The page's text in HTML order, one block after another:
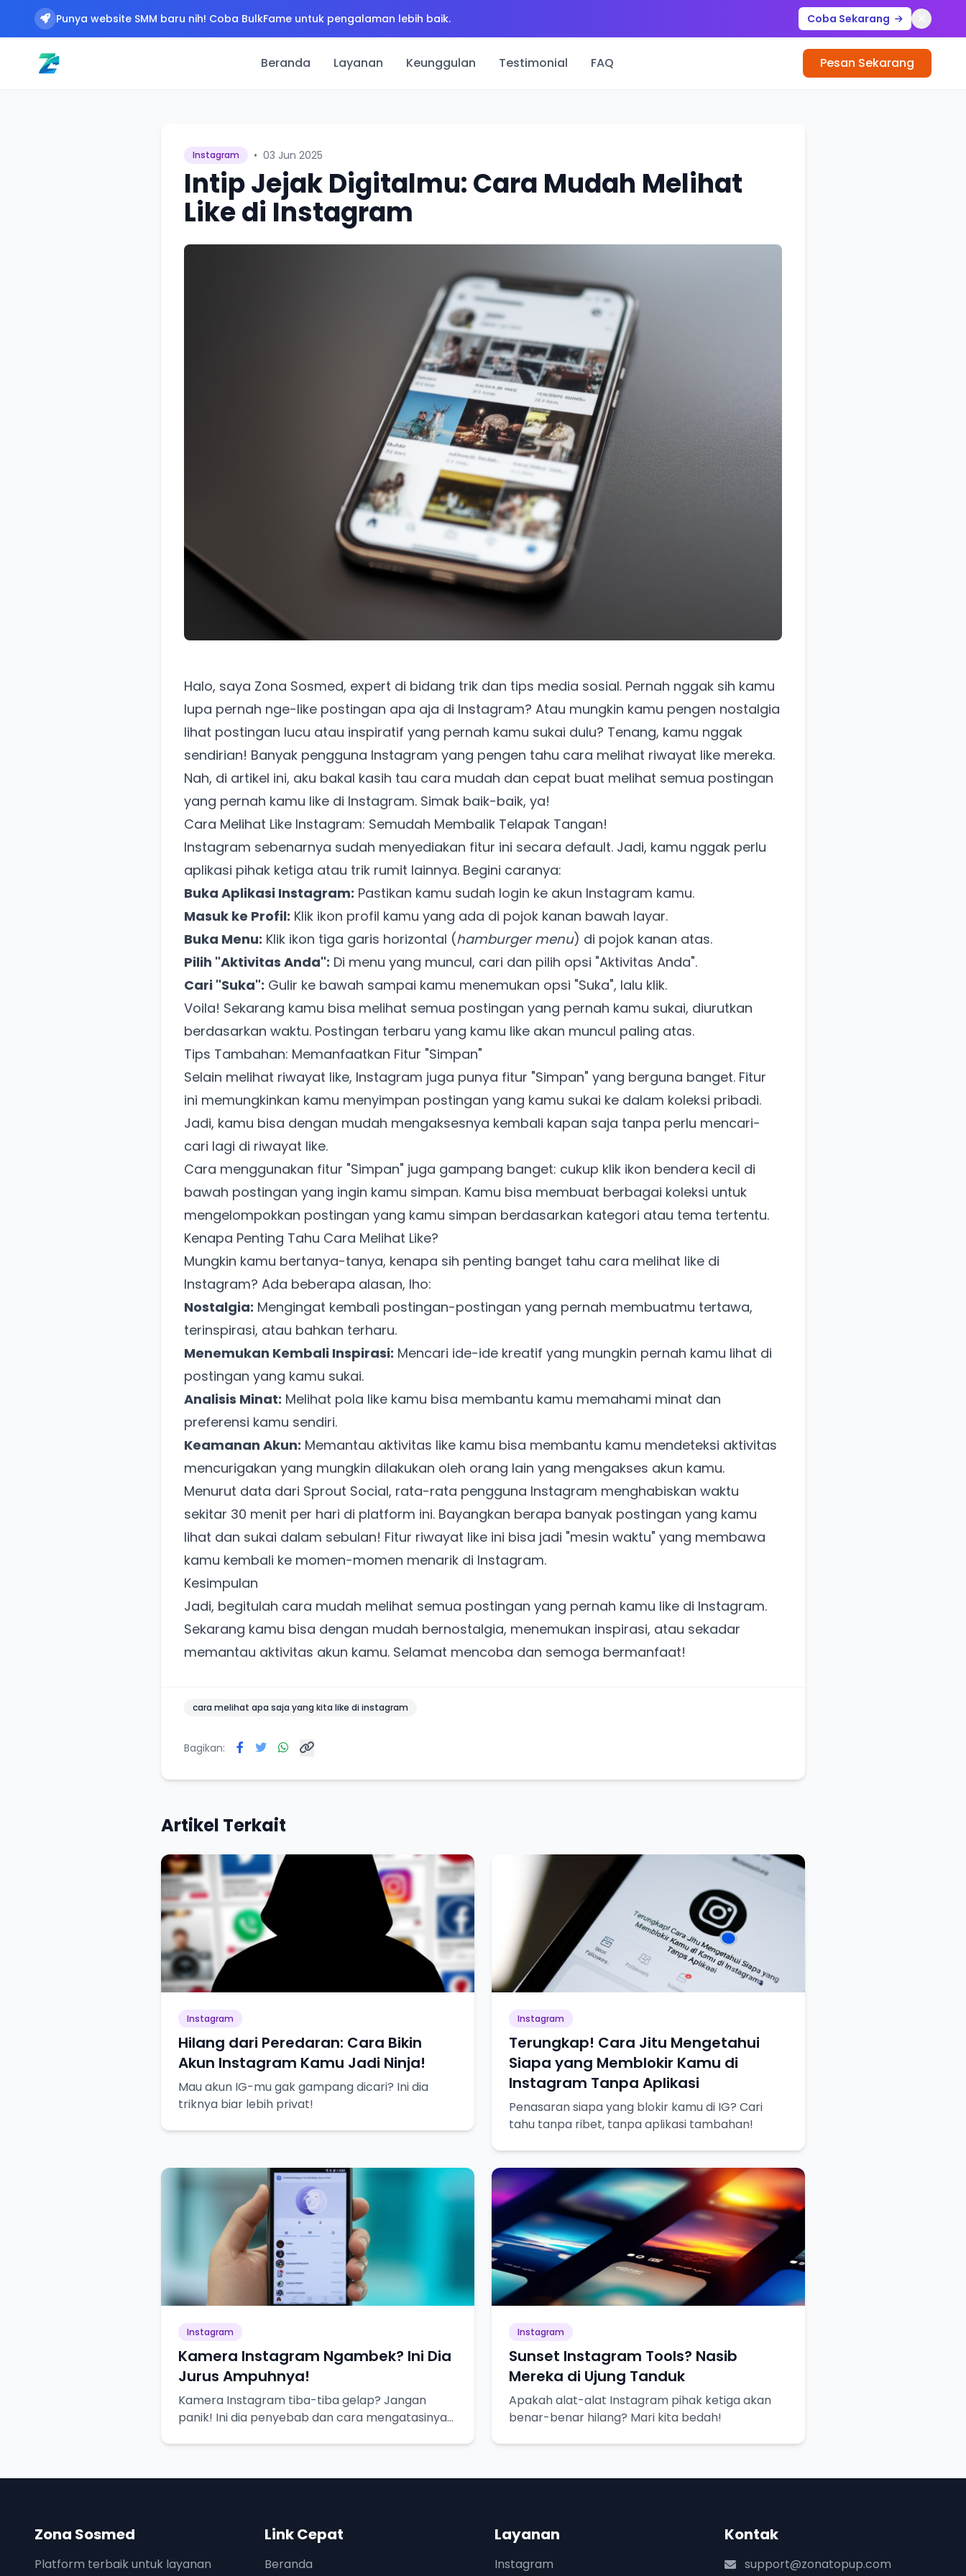
Punya website SMM baru nih! Coba BulkFame untuk pengalaman lebih baik. Coba Sekarang
Beranda Layanan Keunggulan Testimonial FAQ Pesan Sekarang
Instagram • 03 Jun 2025
Intip Jejak Digitalmu: Cara Mudah Melihat
Like di Instagram
Halo, saya Zona Sosmed, expert di bidang trik dan tips media sosial. Pernah nggak sih kamu
lupa pernah nge-like postingan apa aja di Instagram? Atau mungkin kamu pengen nostalgia
lihat postingan lucu atau inspiratif yang pernah kamu sukai dulu? Tenang, kamu nggak
sendirian! Banyak pengguna Instagram yang pengen tahu cara melihat riwayat like mereka.
Nah, di artikel ini, aku bakal kasih tau cara mudah dan cepat buat melihat semua postingan
yang pernah kamu like di Instagram. Simak baik-baik, ya!
Cara Melihat Like Instagram: Semudah Membalik Telapak Tangan!
Instagram sebenarnya sudah menyediakan fitur ini secara default. Jadi, kamu nggak perlu
aplikasi pihak ketiga atau trik rumit lainnya. Begini caranya:
Buka Aplikasi Instagram: Pastikan kamu sudah login ke akun Instagram kamu.
Masuk ke Profil: Klik ikon profil kamu yang ada di pojok kanan bawah layar.
Buka Menu: Klik ikon tiga garis horizontal (hamburger menu) di pojok kanan atas.
Pilih "Aktivitas Anda": Di menu yang muncul, cari dan pilih opsi "Aktivitas Anda".
Cari "Suka": Gulir ke bawah sampai kamu menemukan opsi "Suka", lalu klik.
Voila! Sekarang kamu bisa melihat semua postingan yang pernah kamu sukai, diurutkan
berdasarkan waktu. Postingan terbaru yang kamu like akan muncul paling atas.
Tips Tambahan: Memanfaatkan Fitur "Simpan"
Selain melihat riwayat like, Instagram juga punya fitur "Simpan" yang berguna banget. Fitur
ini memungkinkan kamu menyimpan postingan yang kamu sukai ke dalam koleksi pribadi.
Jadi, kamu bisa dengan mudah mengaksesnya kembali kapan saja tanpa perlu mencari-
cari lagi di riwayat like.
Cara menggunakan fitur "Simpan" juga gampang banget: cukup klik ikon bendera kecil di
bawah postingan yang ingin kamu simpan. Kamu bisa membuat berbagai koleksi untuk
mengelompokkan postingan yang kamu simpan berdasarkan kategori atau tema tertentu.
Kenapa Penting Tahu Cara Melihat Like?
Mungkin kamu bertanya-tanya, kenapa sih penting banget tahu cara melihat like di
Instagram? Ada beberapa alasan, lho:
Nostalgia: Mengingat kembali postingan-postingan yang pernah membuatmu tertawa,
terinspirasi, atau bahkan terharu.
Menemukan Kembali Inspirasi: Mencari ide-ide kreatif yang mungkin pernah kamu lihat di
postingan yang kamu sukai.
Analisis Minat: Melihat pola like kamu bisa membantu kamu memahami minat dan
preferensi kamu sendiri.
Keamanan Akun: Memantau aktivitas like kamu bisa membantu kamu mendeteksi aktivitas
mencurigakan yang mungkin dilakukan oleh orang lain yang mengakses akun kamu.
Menurut data dari Sprout Social, rata-rata pengguna Instagram menghabiskan waktu
sekitar 30 menit per hari di platform ini. Bayangkan berapa banyak postingan yang kamu
lihat dan sukai dalam sebulan! Fitur riwayat like ini bisa jadi "mesin waktu" yang membawa
kamu kembali ke momen-momen menarik di Instagram.
Kesimpulan
Jadi, begitulah cara mudah melihat semua postingan yang pernah kamu like di Instagram.
Sekarang kamu bisa dengan mudah bernostalgia, menemukan inspirasi, atau sekadar
memantau aktivitas akun kamu. Selamat mencoba dan semoga bermanfaat!
cara melihat apa saja yang kita like di instagram
Bagikan:
Artikel Terkait
Instagram
Hilang dari Peredaran: Cara Bikin
Akun Instagram Kamu Jadi Ninja!
Mau akun IG-mu gak gampang dicari? Ini dia
triknya biar lebih privat!
Instagram
Terungkap! Cara Jitu Mengetahui
Siapa yang Memblokir Kamu di
Instagram Tanpa Aplikasi
Penasaran siapa yang blokir kamu di IG? Cari
tahu tanpa ribet, tanpa aplikasi tambahan!
Instagram
Kamera Instagram Ngambek? Ini Dia
Jurus Ampuhnya!
Kamera Instagram tiba-tiba gelap? Jangan
panik! Ini dia penyebab dan cara mengatasinya
Instagram
Sunset Instagram Tools? Nasib
Mereka di Ujung Tanduk
Apakah alat-alat Instagram pihak ketiga akan
benar-benar hilang? Mari kita bedah!
Zona Sosmed
Platform terbaik untuk layanan
Link Cepat
Beranda
Layanan
Instagram
Kontak
support@zonatopup.com
Punya website SMM baru nih! Coba BulkFame
Tanpa daftar ulang, gratis dicoba. Kamu tetap bisa pakai
Zona Sosmed kapan saja.
Coba BulkFame
Lain kali saja